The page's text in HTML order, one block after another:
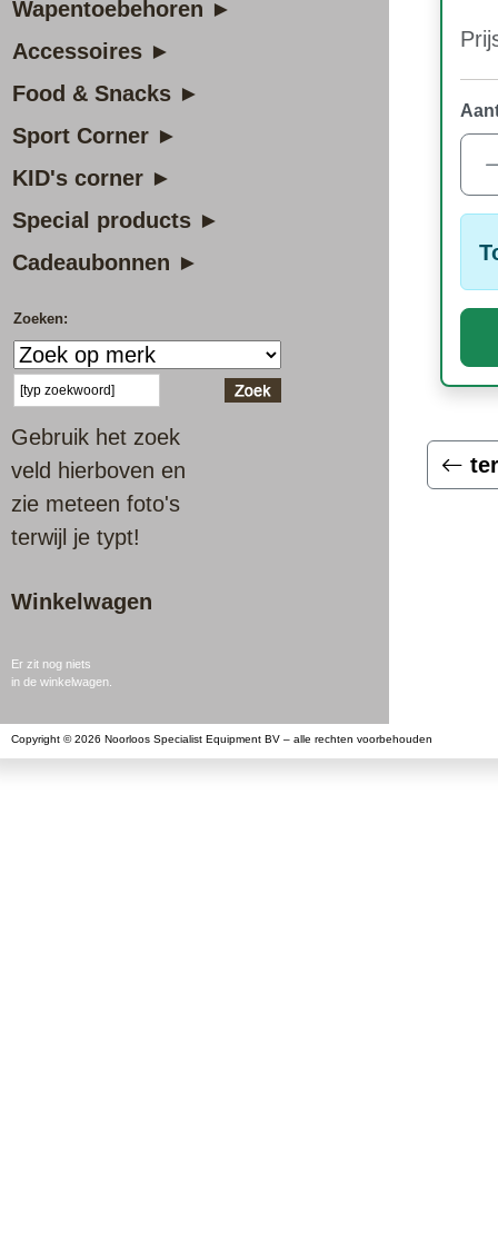
Wapentoebehoren ►
Accessoires ►
Food & Snacks ►
Sport Corner ►
KID's corner ►
Special products ►
Cadeaubonnen ►
Zoeken:
Gebruik het zoek
veld hierboven en
zie meteen foto's
terwijl je typt!
Winkelwagen
Er zit nog niets
in de winkelwagen.
Copyright © 2026 Noorloos Specialist Equipment BV – alle rechten voorbehouden